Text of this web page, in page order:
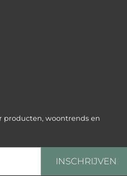
producten, woontrends en
INSCHRIJVEN